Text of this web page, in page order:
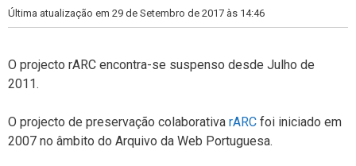
Última atualização em 29 de Setembro de 2017 às 14:46
O projecto rARC encontra-se suspenso desde Julho de
2011.
O projecto de preservação colaborativa rARC foi iniciado em
2007 no âmbito do Arquivo da Web Portuguesa.